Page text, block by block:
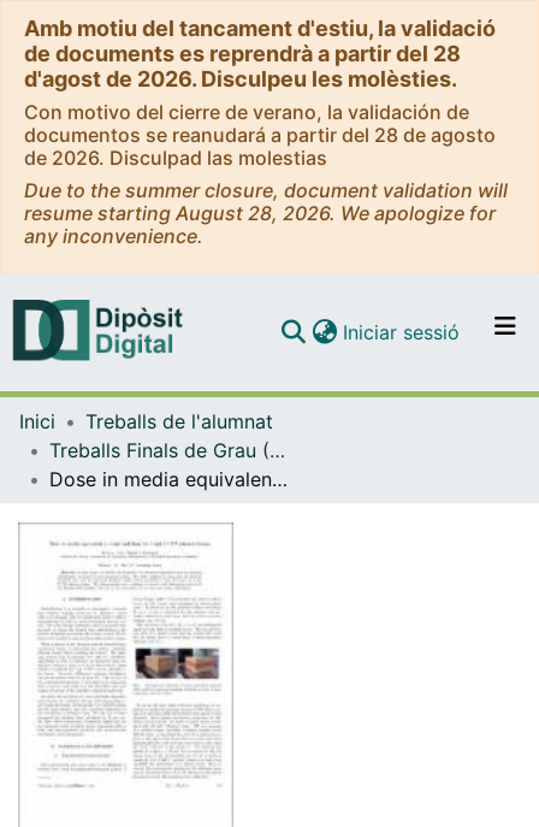
Amb motiu del tancament d'estiu, la validació
de documents es reprendrà a partir del 28
d'agost de 2026. Disculpeu les molèsties.
Con motivo del cierre de verano, la validación de
documentos se reanudará a partir del 28 de agosto
de 2026. Disculpad las molestias
Due to the summer closure, document validation will
resume starting August 28, 2026. We apologize for
any inconvenience.
Navega per tot el DD
Iniciar sessió (current)
Inici
Treballs de l'alumnat
Treballs Finals de Grau (TFG) - Física
Dose in media equivalent to bone and lung for 6 and 15 MV photon beams